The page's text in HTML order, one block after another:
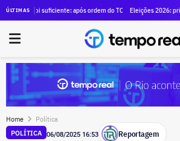
ÚLTIMASalugar SUVs blindados para diretores por R$ 1,29 milhão
foi suficiente: após ordem do TCE para anular contrato de
Eleições 2026: primeiro
Home Política
POLÍTICA 06/08/2025 16:53 Reportagem